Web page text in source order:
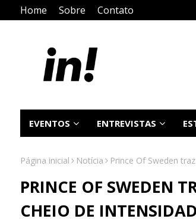
Home Sobre Contato
EVENTOS ENTREVISTAS
Página inicial Notícia Prince Of Sweden
PRINCE OF SWEDEN
CHEIO DE